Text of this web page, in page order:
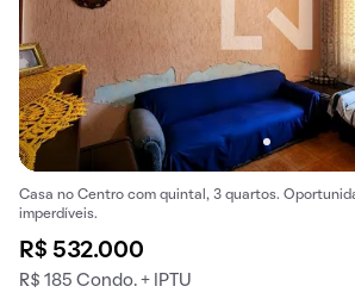
Casa no Centro com quintal, 3 quartos.
imperdíveis.
R$ 532.000
R$ 185 Condo. + IPTU